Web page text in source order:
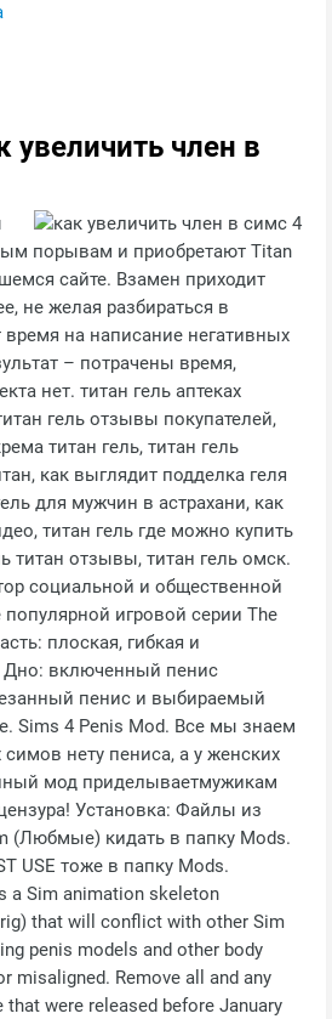
увеличить член в
порывам и приобретают Titan
сайте. Взамен приходит
не желая разбираться в
время на написание негативных
– потрачены время,
нет. титан гель аптеках
гель отзывы покупателей,
титан гель, титан гель
как выглядит подделка геля
для мужчин в астрахани, как
титан гель где можно купить
титан отзывы, титан гель омск.
социальной и общественной
игровой серии The
плоская, гибкая и
Дно: включенный пенис
пенис и выбираемый
Sims 4 Penis Mod. Все мы знаем
нету пениса, а у женских
мод приделываетмужикам
Установка: Файлы из
(Любмые) кидать в папку Mods.
USE тоже в папку Mods.
a Sim animation skeleton
that will conflict with other Sim
penis models and other body
misaligned. Remove all and any
that were released before January